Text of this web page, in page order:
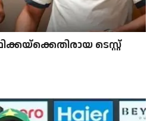
ടെസ്റ്റ്